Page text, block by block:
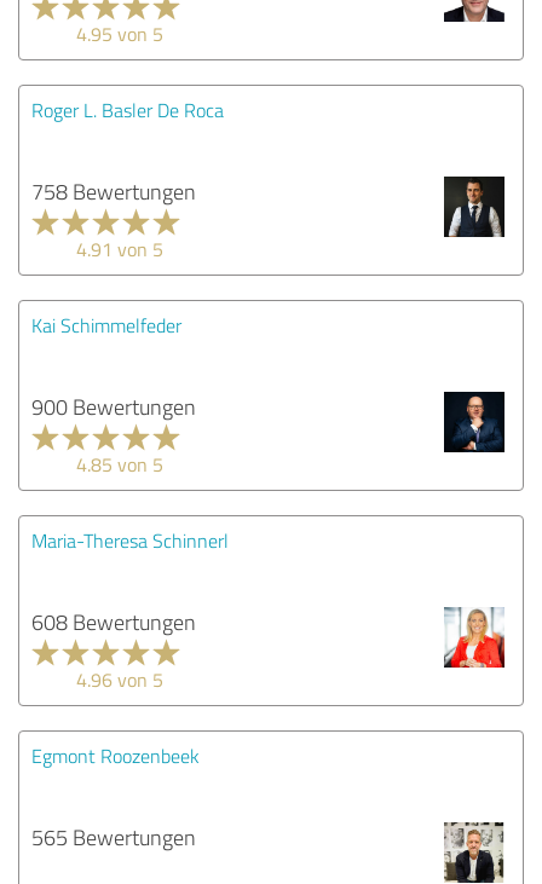
4.95 von 5
Roger L. Basler De Roca
758 Bewertungen
4.91 von 5
Kai Schimmelfeder
900 Bewertungen
4.85 von 5
Maria-Theresa Schinnerl
608 Bewertungen
4.96 von 5
Egmont Roozenbeek
565 Bewertungen